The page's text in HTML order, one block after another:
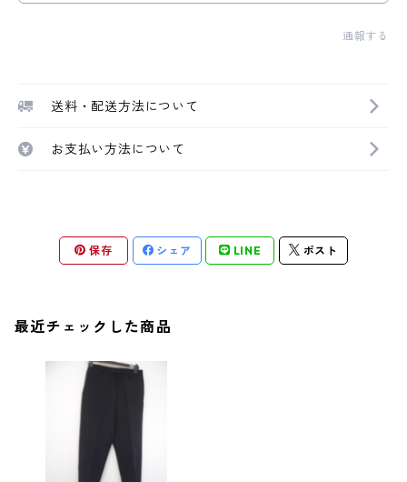
通報する
送料・配送方法について
お支払い方法について
保存 シェア LINE ポスト
最近チェックした商品